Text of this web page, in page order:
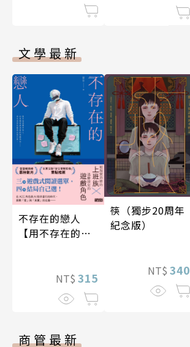
文學最新
不存在的戀人
【用不存在的
NT$ 315
筷（獨步20周年
紀念版）
NT$ 340
商管最新